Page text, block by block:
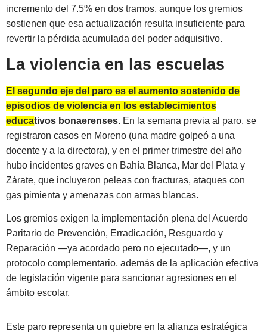
incremento del 7.5% en dos tramos, aunque los gremios
sostienen que esa actualización resulta insuficiente para
revertir la pérdida acumulada del poder adquisitivo.
La violencia en las escuelas
El segundo eje del paro es el aumento sostenido de
episodios de violencia en los establecimientos
educativos bonaerenses. En la semana previa al paro, se
registraron casos en Moreno (una madre golpeó a una
docente y a la directora), y en el primer trimestre del año
hubo incidentes graves en Bahía Blanca, Mar del Plata y
Zárate, que incluyeron peleas con fracturas, ataques con
gas pimienta y amenazas con armas blancas.
Los gremios exigen la implementación plena del Acuerdo
Paritario de Prevención, Erradicación, Resguardo y
Reparación —ya acordado pero no ejecutado—, y un
protocolo complementario, además de la aplicación efectiva
de legislación vigente para sancionar agresiones en el
ámbito escolar.
Este paro representa un quiebre en la alianza estratégica